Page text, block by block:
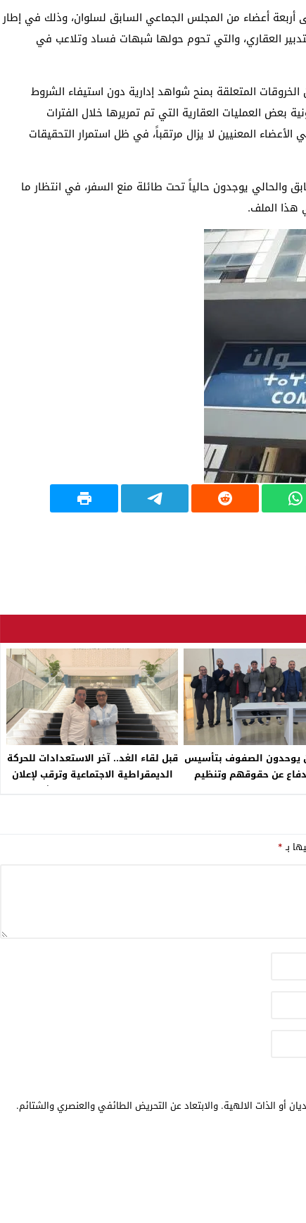
أربعة أعضاء من المجلس الجماعي السابق لسلوان، وذلك في إطار
العقاري، والتي تحوم حولها شبهات فساد وتلاعب في
المتعلقة بمنح شواهد إدارية دون استيفاء الشروط
بعض العمليات العقارية التي تم تمريرها خلال الفترات
المعنيين لا يزال مرتقباً، في ظل استمرار التحقيقات
السابق والحالي يوجدون حالياً تحت طائلة منع السفر، في انتظار ما
هذا الملف.
يوحدون الصفوف بتأسيس
عن حقوقهم وتنظيم
قبل لقاء الغد.. آخر الاستعدادات للحركة
الديمقراطية الاجتماعية وترقب لإعلان
عمر العزوزي دخوله غمار التشريعيات
بـ*
أو الذات الالهية. والابتعاد عن التحريض الطائفي والعنصري والشتائم.